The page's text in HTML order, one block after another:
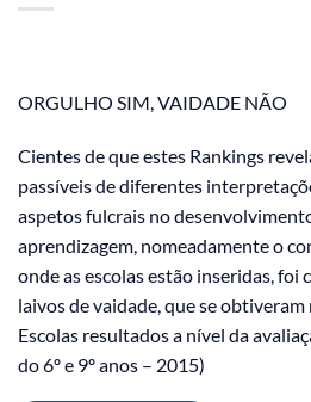
ORGULHO SIM, VAIDADE NÃO
Cientes de que estes Rankings
passíveis de diferentes
aspetos fulcrais no
aprendizagem, nomeadamente o
onde as escolas estão inseridas, foi
laivos de vaidade, que se
Escolas resultados a nível da
do 6º e 9º anos – 2015)